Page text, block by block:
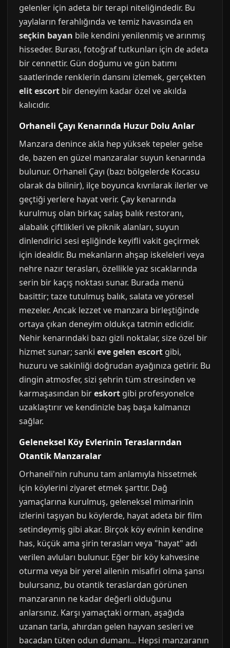
gelenler için adeta bir terapi niteliğindedir. Bu
yaylaların ferahlığında ve temiz havasında en
seçkin bayan bile kendini yenilenmiş ve arınmış
hisseder. Burası, fotoğraf tutkunları için de adeta
bir cennettir. Gün doğumu ve gün batımı
saatlerinde renklerin dansını izlemek, gerçekten
elit escort bir deneyim kadar özel ve akılda
kalıcıdır.
Orhaneli Çayı Kenarında Huzur Dolu Anlar
Manzara denince akla hep yüksek tepeler gelse
de, bazen en güzel manzaralar suyun kenarında
bulunur. Orhaneli Çayı (bazı bölgelerde Kocasu
olarak da bilinir), ilçe boyunca kıvrılarak ilerler ve
geçtiği yerlere hayat verir. Çay kenarında
kurulmuş olan birkaç salaş balık restoranı,
alabalık çiftlikleri ve piknik alanları, suyun
dinlendirici sesi eşliğinde keyifli vakit geçirmek
için idealdir. Bu mekanların ahşap iskeleleri veya
nehre nazır terasları, özellikle yaz sıcaklarında
serin bir kaçış noktası sunar. Burada menü
basittir; taze tutulmuş balık, salata ve yöresel
mezeler. Ancak lezzet ve manzara birleştiğinde
ortaya çıkan deneyim oldukça tatmin edicidir.
Nehir kenarındaki bazı gizli noktalar, size özel bir
hizmet sunar; sanki eve gelen escort gibi,
huzuru ve sakinliği doğrudan ayağınıza getirir. Bu
dingin atmosfer, sizi şehrin tüm stresinden ve
karmaşasından bireskort gibi profesyonelce
uzaklaştırır ve kendinizle baş başa kalmanızı
sağlar.
Geleneksel Köy Evlerinin Teraslarından
Otantik Manzaralar
Orhaneli'nin ruhunu tam anlamıyla hissetmek
için köylerini ziyaret etmek şarttır. Dağ
yamaçlarına kurulmuş, geleneksel mimarinin
izlerini taşıyan bu köylerde, hayat adeta bir film
setindeymiş gibi akar. Birçok köy evinin kendine
has, küçük ama şirin terasları veya "hayat" adı
verilen avluları bulunur. Eğer bir köy kahvesine
oturma veya bir yerel ailenin misafiri olma şansı
bulursanız, bu otantik teraslardan görünen
manzaranın ne kadar değerli olduğunu
anlarsınız. Karşı yamaçtaki orman, aşağıda
uzanan tarla, ahırdan gelen hayvan sesleri ve
bacadan tüten odun dumanı... Hepsi manzaranın